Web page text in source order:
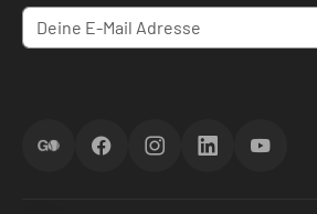
ScoreGOFacebookInstagramLinkedInYouTube